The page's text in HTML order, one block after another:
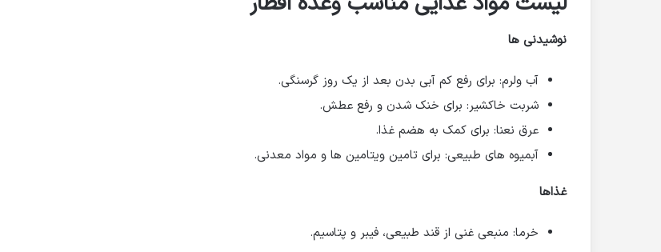
نوشیدنی ها
آب ولرم: برای رفع کم آبی بدن بعد از یک روز گرسنگی.
شربت خاکشیر: برای خنک شدن و رفع عطش.
عرق نعنا: برای کمک به هضم غذا.
آبمیوه های طبیعی: برای تامین ویتامین ها و مواد معدنی.
غذاها
خرما: منبعی غنی از قند طبیعی، فیبر و پتاسیم.